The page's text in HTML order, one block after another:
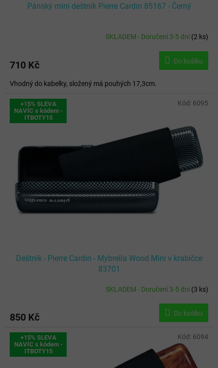
Pánský mini deštník Pierre Cardin 85167 - Černý
SKLADEM - Doručení 3-5 dní(2 ks)
710 Kč Do košíku
Vhodný do kabelky, složený má pouhých 17,3cm.
+15% SLEVA
NAVÍC s kódem -
ITBOTY15
Deštník - Pierre Cardin - Mybrella Wood Mini v krabičce
83701
SKLADEM - Doručení 3-5 dní(3 ks)
850 Kč Do košíku
Kód: 6095
+15% SLEVA
NAVÍC s kódem -
ITBOTY15
Kód: 6094